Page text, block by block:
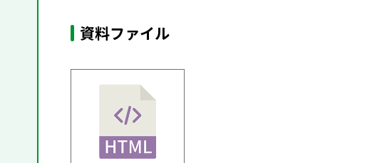
資料ファイル